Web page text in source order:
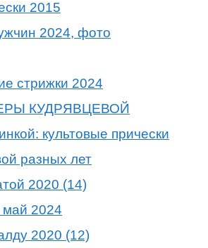
2024, фото
стрижки 2024
культовые прически
разных лет
май 2024